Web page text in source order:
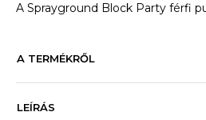
A Sprayground Block Party férfi
A TERMÉKRŐL
LEÍRÁS